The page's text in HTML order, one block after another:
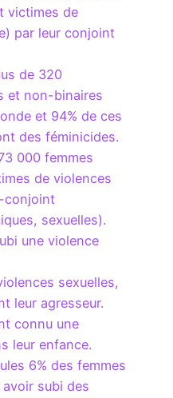
victimes de
par leur conjoint
de 320
et non-binaires
et 94% de ces
des féminicides.
000 femmes
de violences
conjoint
sexuelles).
une violence
sexuelles,
leur agresseur.
connu une
leur enfance.
6% des femmes
subi des